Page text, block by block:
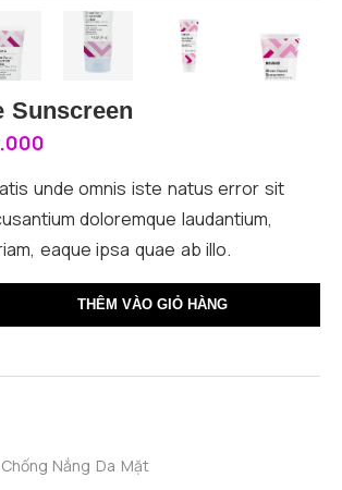
Sunscreen
unde omnis iste natus error sit
doloremque laudantium,
eaque ipsa quae ab illo.
THÊM VÀO GIỎ HÀNG
Nắng Da Mặt